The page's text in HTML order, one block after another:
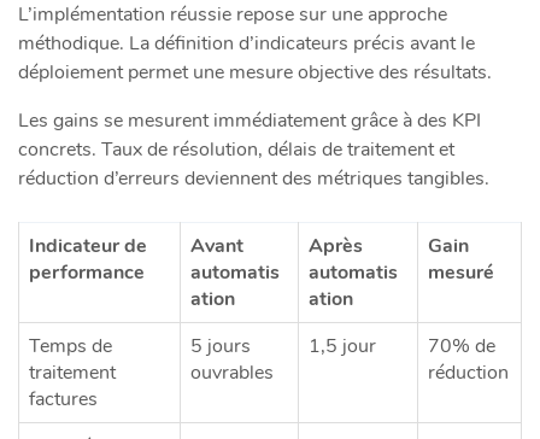
L’implémentation réussie repose sur une approche
méthodique. La définition d’indicateurs précis avant le
déploiement permet une mesure objective des résultats.
Les gains se mesurent immédiatement grâce à des KPI
concrets. Taux de résolution, délais de traitement et
réduction d’erreurs deviennent des métriques tangibles.
Indicateur de
performance
Avant
automatis
ation
Après
automatis
ation
Gain
mesuré
Temps de
traitement
factures
5 jours
ouvrables
1,5 jour
70% de
réduction